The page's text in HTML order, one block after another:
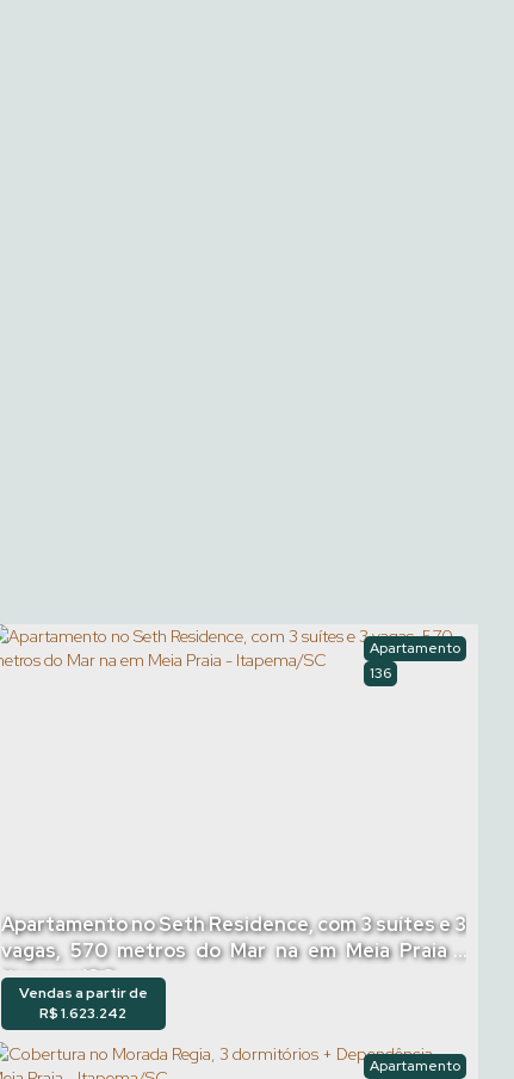
Apartamento no Seth Residence, com 3 suítes e 3
vagas, 570 metros do Mar na em Meia Praia -
Itapema/SC
136
Apartamento
R$1.623.242
Vendas a partir de
Apartamento